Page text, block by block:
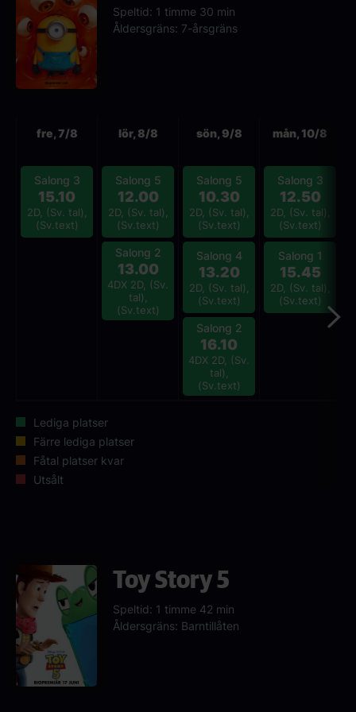
Speltid: 1 timme 30 min
Åldersgräns: 7-årsgräns
fre, 7/8
Salong 3
15.10
2D, (Sv. tal),
(Sv.text)
lör, 8/8
Salong 5
12.00
2D, (Sv. tal),
(Sv.text)
Salong 2
13.00
4DX 2D, (Sv.
tal),
(Sv.text)
sön, 9/8
Salong 5
10.30
2D, (Sv. tal),
(Sv.text)
Salong 4
13.20
2D, (Sv. tal),
(Sv.text)
Salong 2
16.10
4DX 2D, (Sv.
tal),
(Sv.text)
mån, 10/8
Salong 3
12.50
2D, (Sv. tal),
(Sv.text)
Salong 1
15.45
2D, (Sv. tal),
(Sv.text)
Lediga platser
Färre lediga platser
Fåtal platser kvar
Utsålt
Toy Story 5
Speltid: 1 timme 42 min
Åldersgräns: Barntillåten